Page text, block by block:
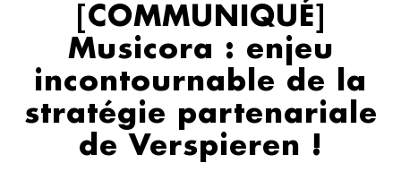
[COMMUNIQUÉ]
Musicora : enjeu
incontournable de la
stratégie partenariale
de Verspieren !